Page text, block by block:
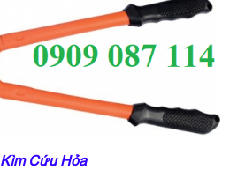
Kìm Cứu Hỏa